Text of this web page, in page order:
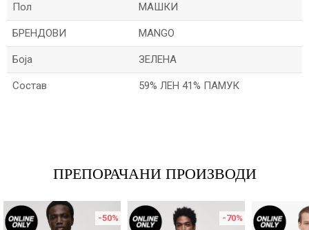
Пол МАШКИ
БРЕНДОВИ MANGO
Боја ЗЕЛЕНА
Состав 59% ЛЕН 41% ПАМУК
ПРЕПОРАЧАНИ ПРОИЗВОДИ
-50% -70%